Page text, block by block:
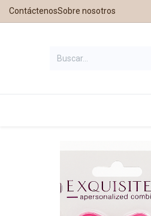
ContáctenosSobre nosotros